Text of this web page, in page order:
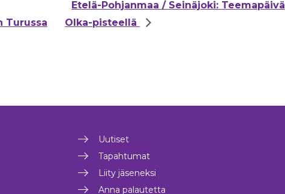
Turussa
Etelä-Pohjanmaa / Seinäjoki: Teemapäivä
Olka-pisteellä
Uutiset
Tapahtumat
Liity jäseneksi
Anna palautetta